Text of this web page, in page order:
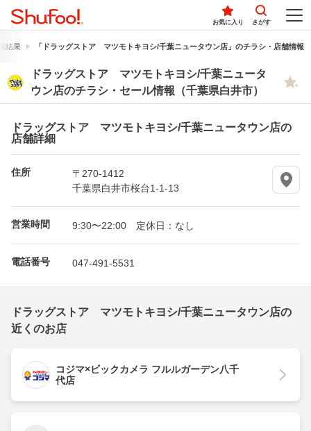
お気に入り さがす
結果 「ドラッグストア マツモトキヨシ/千葉ニュータウン店」のチラシ・店舗情報
ドラッグストア マツモトキヨシ/千葉ニュータ
ウン店のチラシ・セール情報（千葉県白井市）
ドラッグストア マツモトキヨシ/千葉ニュータウン店の
店舗詳細
住所
〒270-1412
千葉県白井市桜台1-1-13
営業時間 9:30〜22:00 定休日：なし
電話番号 047-491-5531
ドラッグストア マツモトキヨシ/千葉ニュータウン店の
近くのお店
コジマ×ビックカメラ フルルガーデン八千
代店